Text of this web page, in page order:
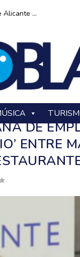
Alicante ...
DE
ENTRE